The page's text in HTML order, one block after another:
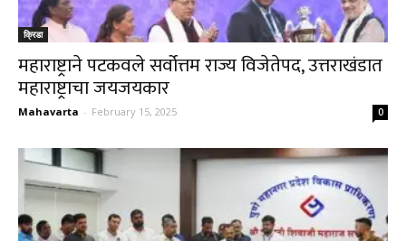
क्रिडा
महाराष्ट्राने पटकवले सर्वोत्तम राज्य विजेतेपद, उत्तराखंडात
महाराष्ट्राचा जयजयकार
Mahavarta - February 15, 2025 0